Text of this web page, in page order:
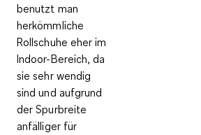
benutzt man
herkömmliche
Rollschuhe eher im
Indoor-Bereich, da
sie sehr wendig
sind und aufgrund
der Spurbreite
anfälliger für